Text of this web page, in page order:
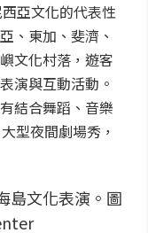
亞文化的代表性
、東加、斐濟、
文化村落，遊客
演與互動活動。
結合舞蹈、音樂
型夜間劇場秀，